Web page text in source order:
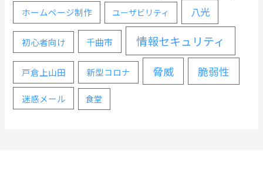
ホームページ制作 ユーザビリティ 八光
初心者向け 千曲市 情報セキュリティ
戸倉上山田 新型コロナ 脅威 脆弱性
迷惑メール 食堂